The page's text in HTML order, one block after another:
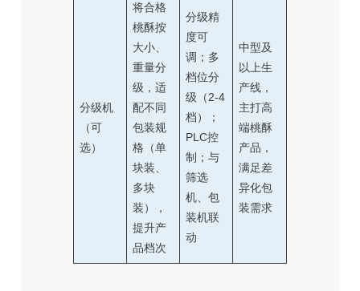
分级机
（可
选）
将合格
桃酥按
大小、
重量分
级，适
配不同
包装规
格（单
块装、
多块
装），
提升产
品档次
分级精
度可
调；多
档位分
级（2-4
档）；
PLC控
制；与
筛选
机、包
装机联
动
中型及
以上生
产线，
主打高
端桃酥
产品，
满足差
异化包
装需求